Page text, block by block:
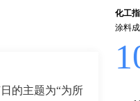
的主题为“为所